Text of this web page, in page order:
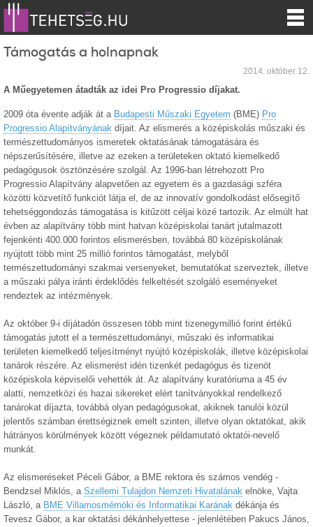
Támogatás a holnapnak
2014. október 12.
A Műegyetemen átadták az idei Pro Progressio díjakat.
2009 óta évente adják át a Budapesti Műszaki Egyetem (BME) Pro
Progressio Alapítványának díjait. Az elismerés a középiskolás műszaki és
természettudományos ismeretek oktatásának támogatására és
népszerűsítésére, illetve az ezeken a területeken oktató kiemelkedő
pedagógusok ösztönzésére szolgál. Az 1996-ban létrehozott Pro
Progressio Alapítvány alapvetően az egyetem és a gazdasági szféra
közötti közvetítő funkciót látja el, de az innovatív gondolkodást elősegítő
tehetséggondozás támogatása is kitűzött céljai közé tartozik. Az elmúlt hat
évben az alapítvány több mint hatvan középiskolai tanárt jutalmazott
fejenkénti 400.000 forintos elismerésben, továbbá 80 középiskolának
nyújtott több mint 25 millió forintos támogatást, melyből
természettudományi szakmai versenyeket, bemutatókat szerveztek, illetve
a műszaki pálya iránti érdeklődés felkeltését szolgáló eseményeket
rendeztek az intézmények.
Az október 9-i díjátadón összesen több mint tizenegymillió forint értékű
támogatás jutott el a természettudományi, műszaki és informatikai
területen kiemelkedő teljesítményt nyújtó középiskolák, illetve középiskolai
tanárok részére. Az elismerést idén tizenkét pedagógus és tizenöt
középiskola képviselői vehették át. Az alapítvány kuratóriuma a 45 év
alatti, nemzetközi és hazai sikereket elért tanítványokkal rendelkező
tanárokat díjazta, továbbá olyan pedagógusokat, akiknek tanulói közül
jelentős számban érettségiznek emelt szinten, illetve olyan oktatókat, akik
hátrányos körülmények között végeznek példamutató oktatói-nevelő
munkát.
Az elismeréseket Péceli Gábor, a BME rektora és számos vendég -
Bendzsel Miklós, a Szellemi Tulajdon Nemzeti Hivatalának elnöke, Vajta
László, a BME Villamosmérnöki és Informatikai Karának dékánja és
Tevesz Gábor, a kar oktatási dékánhelyettese - jelenlétében Pakucs János,